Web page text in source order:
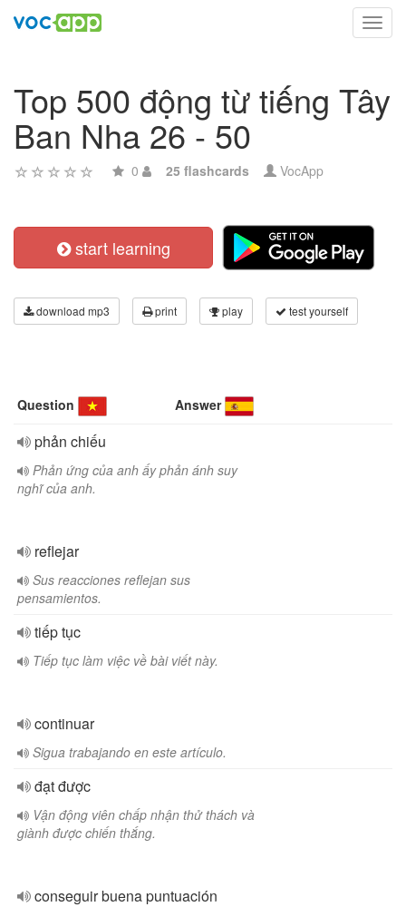
Top 500 động từ tiếng Tây
Ban Nha 26 - 50
0 25 flashcards VocApp
start learning
download mp3 print play test yourself
Question Answer
phản chiếu
Phản ứng của anh ấy phản ánh suy
nghĩ của anh.
reflejar
Sus reacciones reflejan sus
pensamientos.
tiếp tục
Tiếp tục làm việc về bài viết này.
continuar
Sigua trabajando en este artículo.
đạt được
Vận động viên chấp nhận thử thách và
giành được chiến thắng.
conseguir buena puntuación